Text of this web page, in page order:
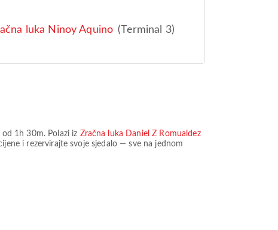
luka Ninoy Aquino (Terminal 3)
od 1h 30m. Polazi iz Zračna luka Daniel Z Romualdez
i rezervirajte svoje sjedalo — sve na jednom